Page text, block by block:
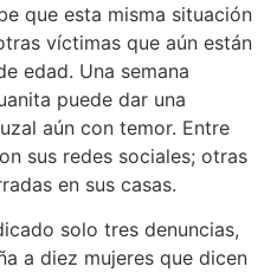
que esta misma situación
víctimas que aún están
edad. Una semana
puede dar una
aún con temor. Entre
sus redes sociales; otras
en sus casas.
solo tres denuncias,
a diez mujeres que dicen